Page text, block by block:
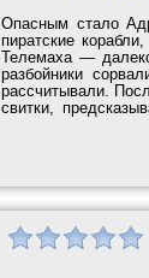
Опасным стало
пиратские
Телемаха —
разбойники
рассчитывали.
свитки,